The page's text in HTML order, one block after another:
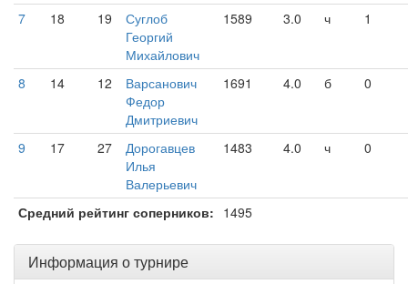
7 18 19
Суглоб
Георгий
Михайлович
1589 3.0 ч 1
8 14 12
Варсанович
Федор
Дмитриевич
1691 4.0 б 0
9 17 27
Дорогавцев
Илья
Валерьевич
1483 4.0 ч 0
Средний рейтинг соперников: 1495
Информация о турнире